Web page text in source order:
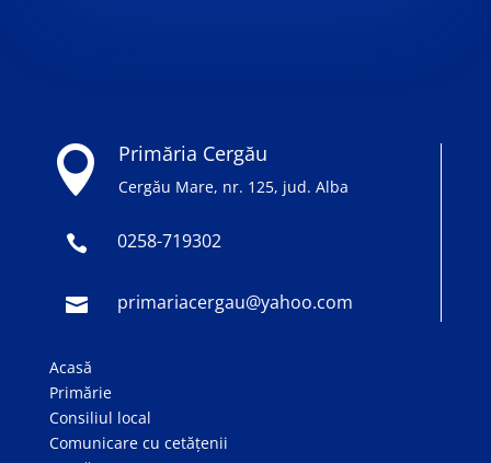
 Primăria Cergău
Cergău Mare, nr. 125, jud. Alba
 0258-719302
 primariacergau@yahoo.com
Acasă
Primărie
Consiliul local
Comunicare cu cetățenii